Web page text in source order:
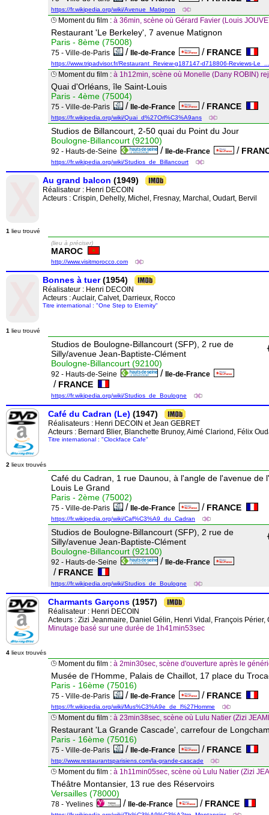
https://fr.wikipedia.org/wiki/Avenue_Matignon
Moment du film : à 36min, scène où Gérard Favier (Louis
Restaurant 'Le Berkeley', 7 avenue Matignon
Paris - 8ème (75008)
75 - Ville-de-Paris / Ile-de-France / FRANCE
https://www.tripadvisor.fr/Restaurant_Review-g187147-d718806-Reviews-Le_...
Moment du film : à 1h12min, scène où Monelle (Dany ROBIN)
Quai d'Orléans, île Saint-Louis
Paris - 4ème (75004)
75 - Ville-de-Paris / Ile-de-France / FRANCE
https://fr.wikipedia.org/wiki/Quai_d%27Orl%C3%A9ans
Studios de Billancourt, 2-50 quai du Point du Jour
Boulogne-Billancourt (92100)
92 - Hauts-de-Seine / Ile-de-France /
https://fr.wikipedia.org/wiki/Studios_de_Billancourt
Au grand balcon (1949)
Réalisateur : Henri DECOIN
Acteurs : Crispin, Dehelly, Michel, Fresnay, Marchal, Oudart, Bervil
1 lieu trouvé
(lieu à préciser)
MAROC
http://www.visitmorocco.com
Bonnes à tuer(1954)
Réalisateur : Henri DECOIN
Acteurs : Auclair, Calvet, Darrieux, Rocco
Titre international : "One Step to Eternity"
1 lieu trouvé
Studios de Boulogne-Billancourt (SFP), 2 rue de
Silly/avenue Jean-Baptiste-Clément
Boulogne-Billancourt (92100)
92 - Hauts-de-Seine / Ile-de-France
/ FRANCE
https://fr.wikipedia.org/wiki/Studios_de_Boulogne
Café du Cadran (Le) (1947)
Réalisateurs : Henri DECOIN etJean GEBRET
Acteurs : Bernard Blier, Blanchette Brunoy, Aimé Clariond, Félix
Titre international : "Clockface Cafe"
2 lieux trouvés
Café du Cadran, 1 rue Daunou, à l'angle de l'avenue de
Louis Le Grand
Paris - 2ème (75002)
75 - Ville-de-Paris / Ile-de-France / FRANCE
https://fr.wikipedia.org/wiki/Caf%C3%A9_du_Cadran
Studios de Boulogne-Billancourt (SFP), 2 rue de
Silly/avenue Jean-Baptiste-Clément
Boulogne-Billancourt (92100)
92 - Hauts-de-Seine / Ile-de-France
/ FRANCE
https://fr.wikipedia.org/wiki/Studios_de_Boulogne
Charmants Garçons (1957)
Réalisateur : Henri DECOIN
Acteurs : Zizi Jeanmaire, Daniel Gélin, Henri Vidal, François
Minutage basé sur une durée de 1h41min53sec
4 lieux trouvés
Moment du film : à 2min30sec, scène d'ouverture après le
Musée de l'Homme, Palais de Chaillot, 17 place du
Paris - 16ème (75016)
75 - Ville-de-Paris / Ile-de-France / FRANCE
https://fr.wikipedia.org/wiki/Mus%C3%A9e_de_l%27Homme
Moment du film : à 23min38sec, scène où Lulu Natier (Zizi
Restaurant 'La Grande Cascade', carrefour de
Paris - 16ème (75016)
75 - Ville-de-Paris / Ile-de-France / FRANCE
http://www.restaurantsparisiens.com/la-grande-cascade
Moment du film : à 1h11min05sec, scène où Lulu Natier (Zizi
Théâtre Montansier, 13 rue des Réservoirs
Versailles (78000)
78 - Yvelines / Ile-de-France / FRANCE